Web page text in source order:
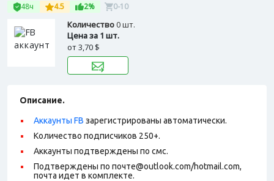
48ч 4.5 2% 0-10
Количество0 шт.
Цена за 1 шт.
от3,70 $
Описание.
Аккаунты FB зарегистрированы автоматически.
Количество подписчиков 250+.
Аккаунты подтверждены по смс.
Подтверждены по почте@outlook.com/hotmail.com,
почта идет в комплекте.